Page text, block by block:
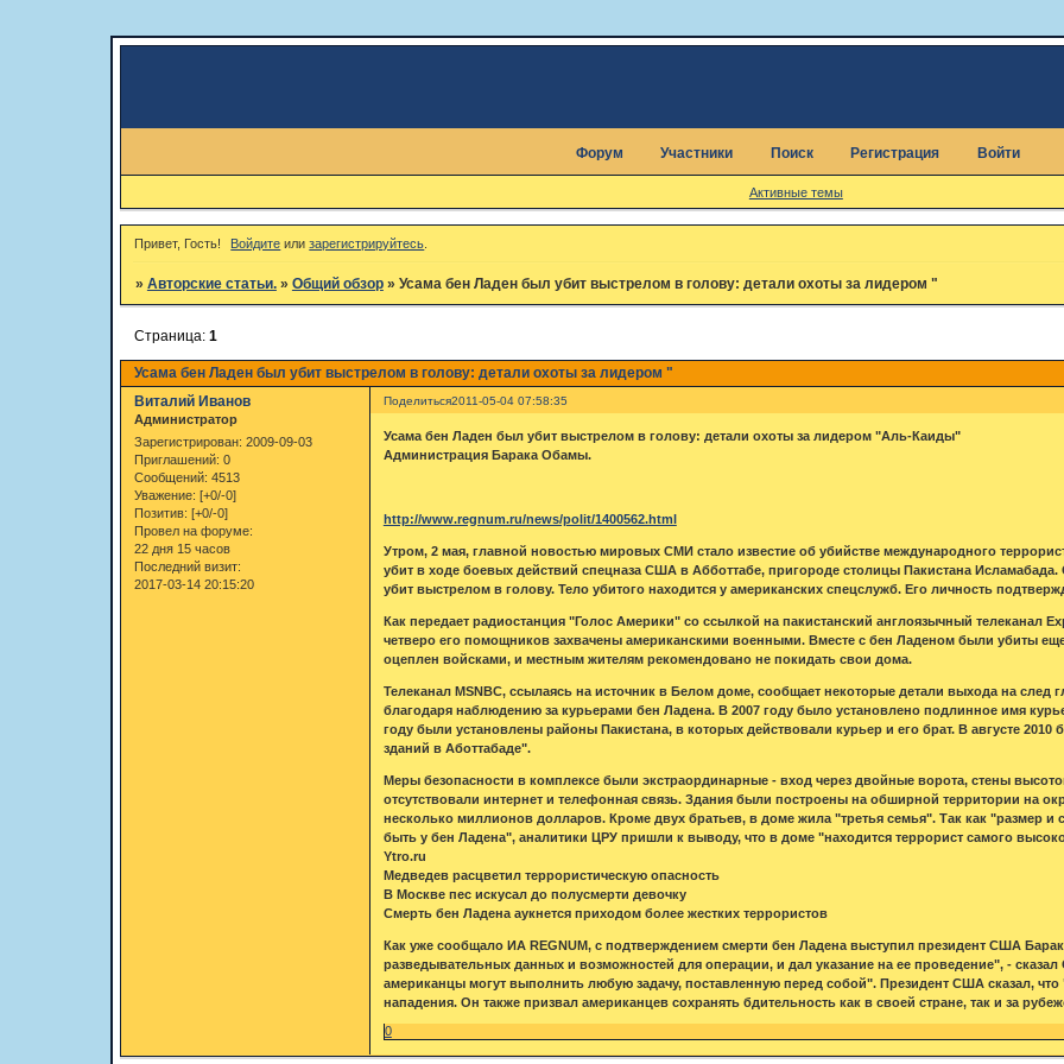
Форум Участники Поиск Регистрация Войти
Активные темы
Привет, Гость! Войдите илизарегистрируйтесь
» Авторские статьи. » Общий обзор » Усама бен Ладен был убит выстрелом в голову: детали охоты за лидером "
Усама бен Ладен был убит выстрелом в голову: детали охоты за лидером "
Страница: 1
Поделиться2011-05-04 07:58:35
Виталий Иванов
Администратор
Зарегистрирован: 2009-09-03
Приглашений: 0
Сообщений: 4513
Уважение: [+0/-0]
Позитив: [+0/-0]
Провел на форуме:
22 дня 15 часов
Последний визит:
2017-03-14 20:15:20
Усама бен Ладен был убит выстрелом в голову: детали охоты за лидером "Аль-Каиды"
Администрация Барака Обамы.
http://www.regnum.ru/news/polit/1400562.html
Утром, 2 мая, главной новостью мировых СМИ стало известие об убийстве международного
убит в ходе боевых действий спецназа США в Абботтабе, пригороде столицы Пакистана
убит выстрелом в голову. Тело убитого находится у американских спецслужб. Его личность
Как передает радиостанция "Голос Америки" со ссылкой на пакистанский англоязычный телеканал
четверо его помощников захвачены американскими военными. Вместе с бен Ладеном были убиты
оцеплен войсками, и местным жителям рекомендовано не покидать свои дома.
Телеканал MSNBC, ссылаясь на источник в Белом доме, сообщает некоторые детали выхода на
благодаря наблюдению за курьерами бен Ладена. В 2007 году было установлено подлинное имя
году были установлены районы Пакистана, в которых действовали курьер и его брат. В августе
зданий в Аботтабаде".
Меры безопасности в комплексе были экстраординарные - вход через двойные ворота, стены
отсутствовали интернет и телефонная связь. Здания были построены на обширной территории на
несколько миллионов долларов. Кроме двух братьев, в доме жила "третья семья". Так как "размер и
быть у бен Ладена", аналитики ЦРУ пришли к выводу, что в доме "находится террорист самого
Ytro.ru
Медведев расцветил террористическую опасность
В Москве пес искусал до полусмерти девочку
Смерть бен Ладена аукнется приходом более жестких террористов
Как уже сообщало ИА REGNUM, с подтверждением смерти бен Ладена выступил президент США
разведывательных данных и возможностей для операции, и дал указание на ее проведение", -
американцы могут выполнить любую задачу, поставленную перед собой". Президент США сказал,
нападения. Он также призвал американцев сохранять бдительность как в своей стране, так и за
0